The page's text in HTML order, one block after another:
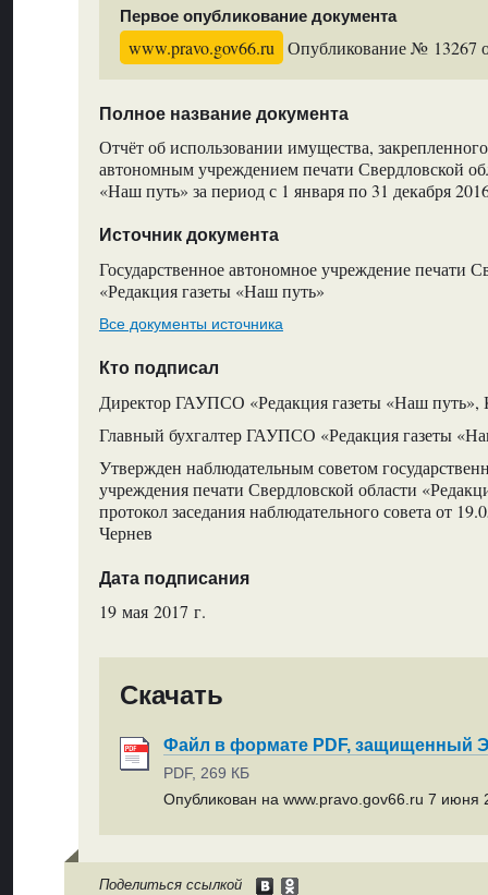
Первое опубликование документа
www.pravo.gov66.ru Опубликование № 13267
Полное название документа
Отчёт об использовании имущества,
автономным учреждением печати Свердловской
«Наш путь» за период с 1 января по 31 декабря
Источник документа
Государственное автономное учреждение печати
«Редакция газеты «Наш путь»
Все документы источника
Кто подписал
Директор ГАУПСО «Редакция газеты «Наш путь»,
Главный бухгалтер ГАУПСО «Редакция газеты
Утвержден наблюдательным советом
учреждения печати Свердловской области
протокол заседания наблюдательного совета от
Чернев
Дата подписания
19 мая 2017 г.
Скачать
Файл в формате PDF, защищенный
PDF, 269 КБ
Опубликован на www.pravo.gov66.ru 7 июня
Поделиться ссылкой